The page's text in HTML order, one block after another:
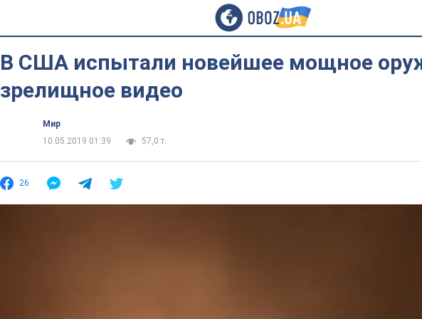
В США испытали новейшее мощное
зрелищное видео
Мир
10.05.2019 01:39
57,0 т.
26